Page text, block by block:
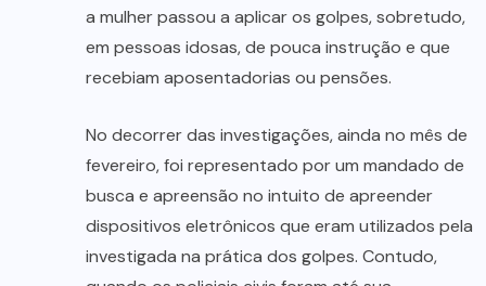
a mulher passou a aplicar os golpes, sobretudo,
em pessoas idosas, de pouca instrução e que
recebiam aposentadorias ou pensões.
No decorrer das investigações, ainda no mês de
fevereiro, foi representado por um mandado de
busca e apreensão no intuito de apreender
dispositivos eletrônicos que eram utilizados pela
investigada na prática dos golpes. Contudo,